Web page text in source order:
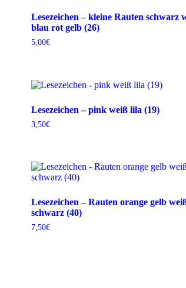
Lesezeichen – kleine Rauten schwarz
blau rot gelb (26)
5,00€
Lesezeichen – pink weiß lila (19)
3,50€
Lesezeichen – Rauten orange gelb
schwarz (40)
7,50€